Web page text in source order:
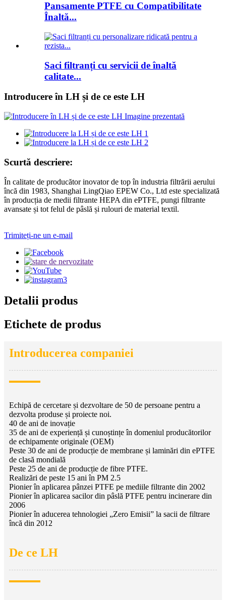
Pansamente PTFE cu Compatibilitate
Înaltă...
Saci filtranți cu servicii de înaltă
calitate...
Introducere în LH și de ce este LH
Scurtă descriere:
În calitate de producător inovator de top în industria filtrării aerului
încă din 1983, Shanghai LingQiao EPEW Co., Ltd este specializată
în producția de medii filtrante HEPA din ePTFE, pungi filtrante
avansate și tot felul de pâslă și rulouri de material textil.
Trimiteți-ne un e-mail
Detalii produs
Etichete de produs
Introducerea companiei
Echipă de cercetare și dezvoltare de 50 de persoane pentru a
dezvolta produse și proiecte noi.
40 de ani de inovație
35 de ani de experiență și cunoștințe în domeniul producătorilor
de echipamente originale (OEM)
Peste 30 de ani de producție de membrane și laminări din ePTFE
de clasă mondială
Peste 25 de ani de producție de fibre PTFE.
Realizări de peste 15 ani în PM 2.5
Pionier în aplicarea pânzei PTFE pe mediile filtrante din 2002
Pionier în aplicarea sacilor din pâslă PTFE pentru incinerare din
2006
Pionier în aducerea tehnologiei „Zero Emisii” la sacii de filtrare
încă din 2012
De ce LH